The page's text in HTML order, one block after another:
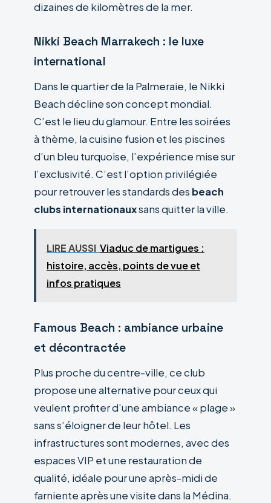
dizaines de kilomètres de la mer.
Nikki Beach Marrakech : le luxe
international
Dans le quartier de la Palmeraie, le Nikki
Beach décline son concept mondial.
C’est le lieu du glamour. Entre les soirées
à thème, la cuisine fusion et les piscines
d’un bleu turquoise, l’expérience mise sur
l’exclusivité. C’est l’option privilégiée
pour retrouver les standards des beach
clubs internationauxsans quitter la ville.
LIRE AUSSI Viaduc de martigues :
histoire, accès, points de vue et
infos pratiques
Famous Beach : ambiance urbaine
et décontractée
Plus proche du centre-ville, ce club
propose une alternative pour ceux qui
veulent profiter d’une ambiance « plage »
sans s’éloigner de leur hôtel. Les
infrastructures sont modernes, avec des
espaces VIP et une restauration de
qualité, idéale pour une après-midi de
farniente après une visite dans la Médina.